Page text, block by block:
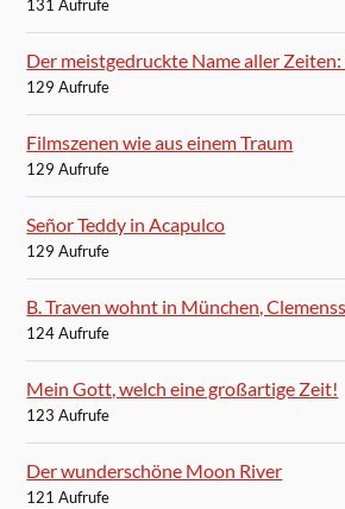
131 Aufrufe
Der meistgedruckte Name aller
129 Aufrufe
Filmszenen wie aus einem Traum
129 Aufrufe
Señor Teddy in Acapulco
129 Aufrufe
B. Traven wohnt in München,
124 Aufrufe
Mein Gott, welch eine großartige Zeit!
123 Aufrufe
Der wunderschöne Moon River
121 Aufrufe